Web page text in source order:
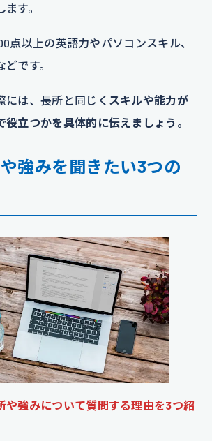
す。
点以上の英語力やパソコンスキル、
です。
には、長所と同じく スキルや能力が
役立つかを具体的に伝えましょう 。
強みを聞きたい3つの
や強みについて質問する理由を3つ紹